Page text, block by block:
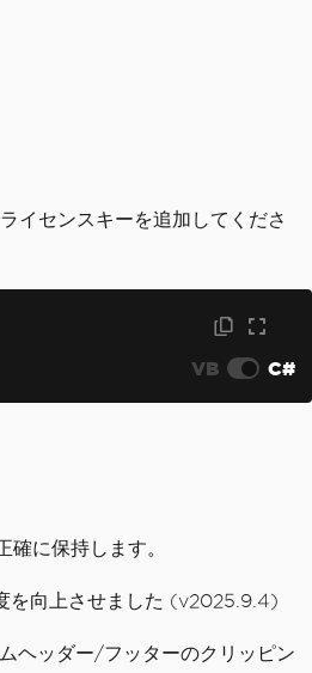
イセンスキーを追加してくださ
VB C#
に保持します。
を向上させました (v2025.9.4)
ヘッダー/フッターのクリッピン